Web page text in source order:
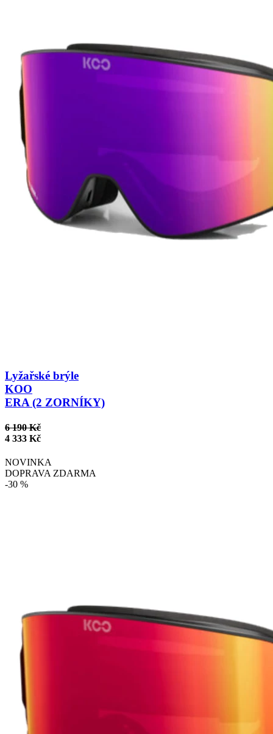
Lyžařské brýle
KOO
ERA (2 ZORNÍKY)
6 190 Kč
4 333 Kč
NOVINKA
DOPRAVA ZDARMA
-30 %